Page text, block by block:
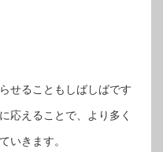
せることもしばしばです
応えることで、より多く
いきます。